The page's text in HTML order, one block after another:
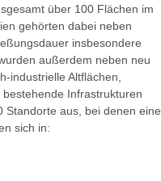
über 100 Flächen im
gehörten dabei neben
insbesondere
außerdem neben neu
industrielle Altflächen,
Infrastrukturen
Standorte aus, bei denen eine
sich in: